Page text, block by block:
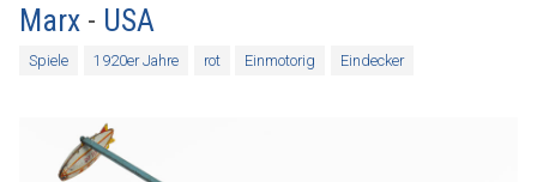
Marx - USA
Spiele 1920er Jahre rot Einmotorig Eindecker